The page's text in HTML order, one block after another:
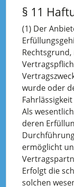
§ 11
(1) Der
wurde oder
Als
deren
ermöglicht
Erfolgt die
solchen